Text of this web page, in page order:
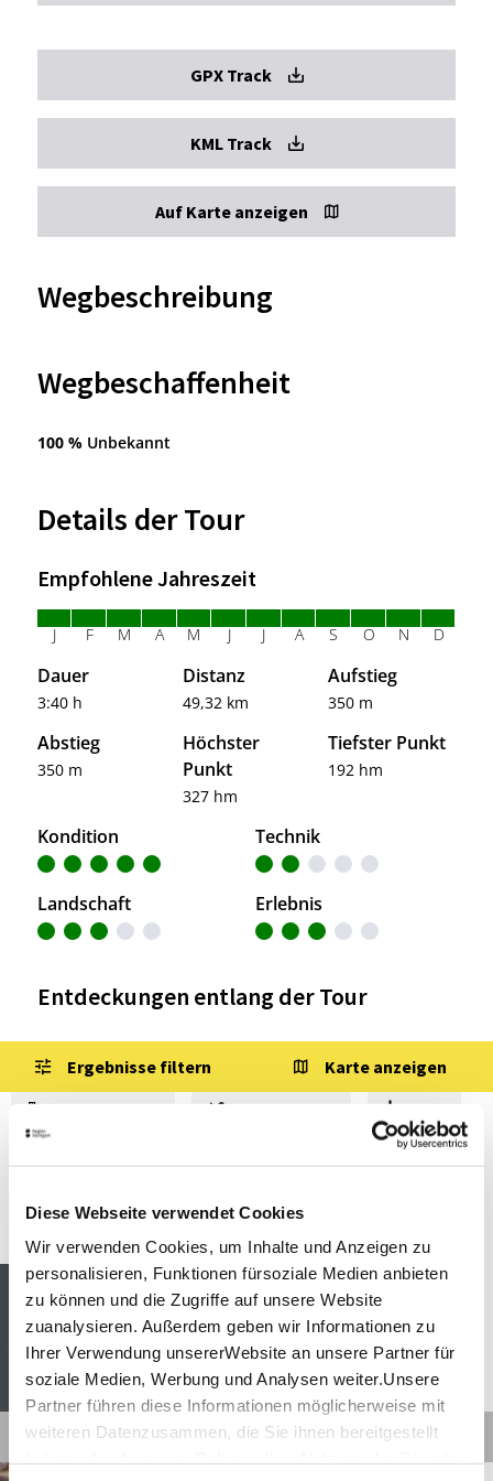
Diese Webseite verwendet Cookies
Wir verwenden Cookies, um Inhalte und Anzeigen zu
personalisieren, Funktionen fürsoziale Medien anbieten
zu können und die Zugriffe auf unsere Website
zuanalysieren. Außerdem geben wir Informationen zu
Ihrer Verwendung unsererWebsite an unsere Partner für
soziale Medien, Werbung und Analysen weiter.Unsere
Partner führen diese Informationen möglicherweise mit
weiteren Datenzusammen, die Sie ihnen bereitgestellt
GPX Track
KML Track
Auf Karte anzeigen
Wegbeschreibung
Wegbeschaffenheit
100 %Unbekannt
Details der Tour
Empfohlene Jahreszeit
J F M A M J J A S O N D
Dauer
3:40 h
Distanz
49,32 km
Aufstieg
350 m
Abstieg
350 m
Höchster
Punkt
327 hm
Tiefster Punkt
192 hm
Kondition Technik
Landschaft Erlebnis
Entdeckungen entlang der Tour
Ergebnisse filtern
Karte anzeigen
Sehenswertes
Gastronomie Wein
Museen & Ausstellungen Freizeit
Touren
©
Ludwigsburg Entfernung anzeigen
3-Besen-Weg
Details